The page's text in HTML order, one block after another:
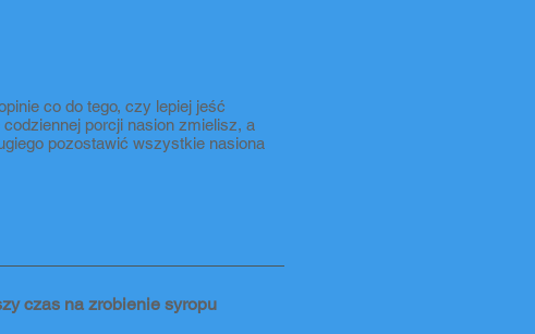
co do tego, czy lepiej jeść
porcji nasion zmielisz, a
pozostawić wszystkie nasiona
czas na zrobienie syropu